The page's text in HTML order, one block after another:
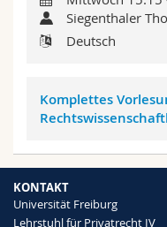
Siegenthaler
Deutsch
Komplettes
KONTAKT
Universität Freiburg
Lehrstuhl für Privatrecht IV